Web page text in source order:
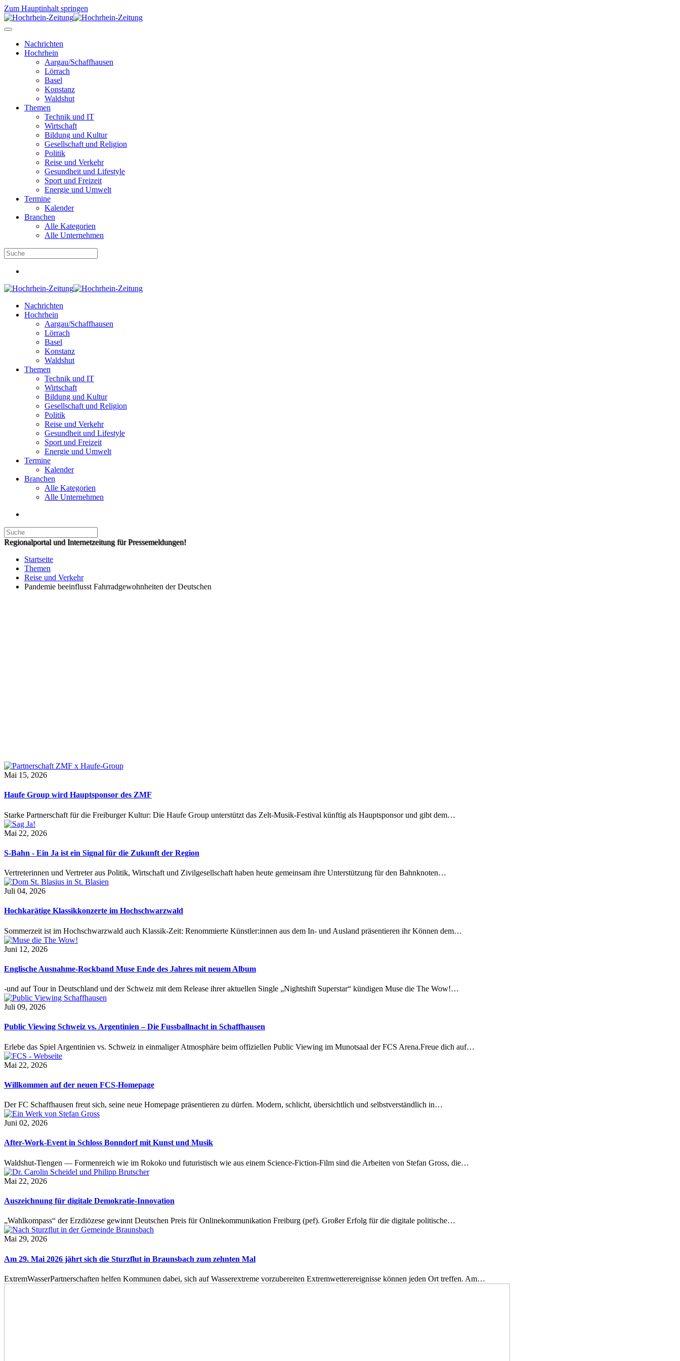
Zum Hauptinhalt springen
Nachrichten
Hochrhein
Aargau/Schaffhausen
Lörrach
Basel
Konstanz
Waldshut
Themen
Technik und IT
Wirtschaft
Bildung und Kultur
Gesellschaft und Religion
Politik
Reise und Verkehr
Gesundheit und Lifestyle
Sport und Freizeit
Energie und Umwelt
Termine
Kalender
Branchen
Alle Kategorien
Alle Unternehmen
Nachrichten
Hochrhein
Aargau/Schaffhausen
Lörrach
Basel
Konstanz
Waldshut
Themen
Technik und IT
Wirtschaft
Bildung und Kultur
Gesellschaft und Religion
Politik
Reise und Verkehr
Gesundheit und Lifestyle
Sport und Freizeit
Energie und Umwelt
Termine
Kalender
Branchen
Alle Kategorien
Alle Unternehmen
Regionalportal und Internetzeitung für Pressemeldungen!
Startseite
Themen
Reise und Verkehr
Pandemie beeinflusst Fahrradgewohnheiten der Deutschen
Mai 15, 2026
Haufe Group wird Hauptsponsor des ZMF
Starke Partnerschaft für die Freiburger Kultur: Die Haufe Group unterstützt das Zelt-Musik-Festival künftig als Hauptsponsor und gibt dem…
Mai 22, 2026
S-Bahn - Ein Ja ist ein Signal für die Zukunft der Region
Vertreterinnen und Vertreter aus Politik, Wirtschaft und Zivilgesellschaft haben heute gemeinsam ihre Unterstützung für den Bahnknoten…
Juli 04, 2026
Hochkarätige Klassikkonzerte im Hochschwarzwald
Sommerzeit ist im Hochschwarzwald auch Klassik-Zeit: Renommierte Künstler:innen aus dem In- und Ausland präsentieren ihr Können dem…
Juni 12, 2026
Englische Ausnahme-Rockband Muse Ende des Jahres mit neuem Album
-und auf Tour in Deutschland und der Schweiz mit dem Release ihrer aktuellen Single „Nightshift Superstar“ kündigen Muse die The Wow!…
Juli 09, 2026
Public Viewing Schweiz vs. Argentinien – Die Fussballnacht in Schaffhausen
Erlebe das Spiel Argentinien vs. Schweiz in einmaliger Atmosphäre beim offiziellen Public Viewing im Munotsaal der FCS Arena.Freue dich auf…
Mai 22, 2026
Willkommen auf der neuen FCS-Homepage
Der FC Schaffhausen freut sich, seine neue Homepage präsentieren zu dürfen. Modern, schlicht, übersichtlich und selbstverständlich in…
Juni 02, 2026
After-Work-Event in Schloss Bonndorf mit Kunst und Musik
Waldshut-Tiengen — Formenreich wie im Rokoko und futuristisch wie aus einem Science-Fiction-Film sind die Arbeiten von Stefan Gross, die…
Mai 22, 2026
Auszeichnung für digitale Demokratie-Innovation
„Wahlkompass“ der Erzdiözese gewinnt Deutschen Preis für Onlinekommunikation Freiburg (pef). Großer Erfolg für die digitale politische…
Mai 29, 2026
Am 29. Mai 2026 jährt sich die Sturzflut in Braunsbach zum zehnten Mal
ExtremWasserPartnerschaften helfen Kommunen dabei, sich auf Wasserextreme vorzubereiten Extremwetterereignisse können jeden Ort treffen. Am…